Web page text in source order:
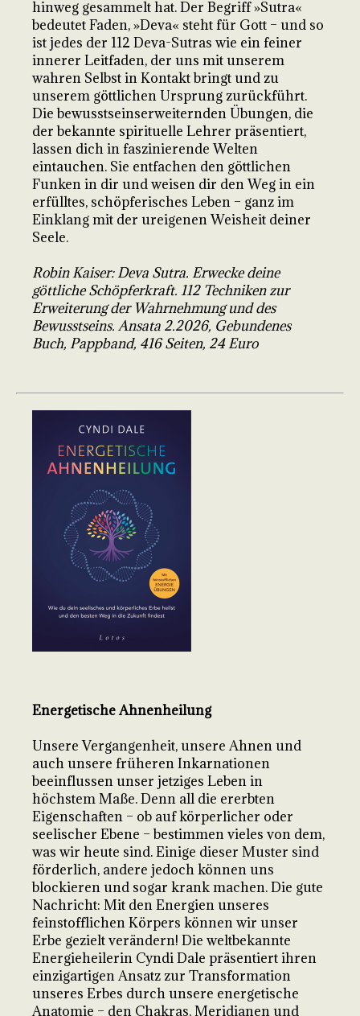
hinweg gesammelt hat. Der Begriff »Sutra«
bedeutet Faden, »Deva« steht für Gott – und so
ist jedes der 112 Deva-Sutras wie ein feiner
innerer Leitfaden, der uns mit unserem
wahren Selbst in Kontakt bringt und zu
unserem göttlichen Ursprung zurückführt.
Die bewusstseinserweiternden Übungen, die
der bekannte spirituelle Lehrer präsentiert,
lassen dich in faszinierende Welten
eintauchen. Sie entfachen den göttlichen
Funken in dir und weisen dir den Weg in ein
erfülltes, schöpferisches Leben – ganz im
Einklang mit der ureigenen Weisheit deiner
Seele.
Robin Kaiser: Deva Sutra. Erwecke deine
göttliche Schöpferkraft. 112 Techniken zur
Erweiterung der Wahrnehmung und des
Bewusstseins. Ansata 2.2026, Gebundenes
Buch, Pappband, 416 Seiten, 24 Euro
Energetische Ahnenheilung
Unsere Vergangenheit, unsere Ahnen und
auch unsere früheren Inkarnationen
beeinflussen unser jetziges Leben in
höchstem Maße. Denn all die ererbten
Eigenschaften – ob auf körperlicher oder
seelischer Ebene – bestimmen vieles von dem,
was wir heute sind. Einige dieser Muster sind
förderlich, andere jedoch können uns
blockieren und sogar krank machen. Die gute
Nachricht: Mit den Energien unseres
feinstofflichen Körpers können wir unser
Erbe gezielt verändern! Die weltbekannte
Energieheilerin Cyndi Dale präsentiert ihren
einzigartigen Ansatz zur Transformation
unseres Erbes durch unsere energetische
Anatomie – den Chakras, Meridianen und